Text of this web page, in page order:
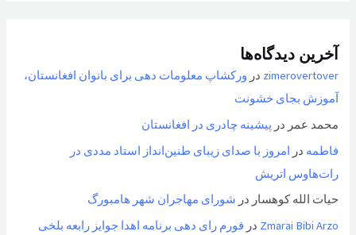
آخرین دیدگاه‌ها
zimerovertover در ورکشاپ معلومات دهی برای بانوان افغانستان،
آموزش بجای خشونت
محمد عمر در پیشینه چادری در افغانستان
فاطمه در امروز با صدای زیبای طنین‌انداز استاد مددی در
رات‌هاوس اتریش
حیات الله کوهسار در شورای مهاجران شهر هامبورگ
Zmarai Bibi Arzo در فورم رای دهی برنامه اهدا جوایز رابعه بلخی